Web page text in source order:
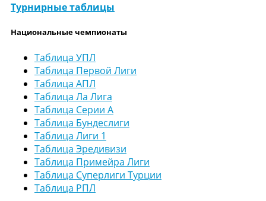
Турнирные таблицы
Национальные чемпионаты
Таблица УПЛ
Таблица Первой Лиги
Таблица АПЛ
Таблица Ла Лига
Таблица Серии А
Таблица Бундеслиги
Таблица Лиги 1
Таблица Эредивизи
Таблица Примейра Лиги
Таблица Суперлиги Турции
Таблица РПЛ